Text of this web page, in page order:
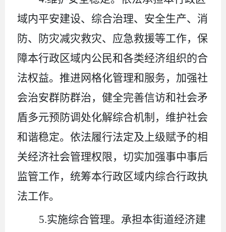
域内平安建设、综合治理、安全生产、消
防、防灾减灾救灾、应急救援等工作，保
障本行政区域内公民和各类经济组织的合
法权益。推进网格化管理和服务，加强社
会治安群防群治，健全完善信访和社会矛
盾多元预防调处化解综合机制，维护社会
和谐稳定。依法履行法定及上级赋予的相
关经济社会管理权限，切实加强事中事后
监管工作，统筹本行政区域内综合行政执
法工作。
5.实施综合管理。承担本街道经济建